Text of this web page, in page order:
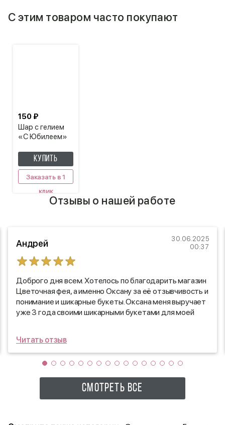
С этим товаром часто покупают
Шар с гелием
«С Юбилеем»
150 ₽
КУПИТЬ
Заказать в 1
клик
Отзывы о нашей работе
Андрей
30.06.2025
00:37
Доброго дня всем. Хотелось по благодарить магазин
Цветочная фея, а именно Оксану за её отзывчивость и
понимание и шикарные букеты. Оксана меня выручает
уже 3 года своими шикарными букетами для моей
Читать отзыв
СМОТРЕТЬ ВСЕ